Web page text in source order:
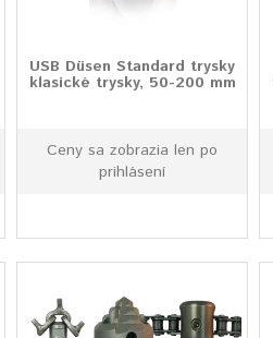
USB Düsen Standard trysky
klasické trysky, 50-200 mm
Ceny sa zobrazia len po
prihlásení